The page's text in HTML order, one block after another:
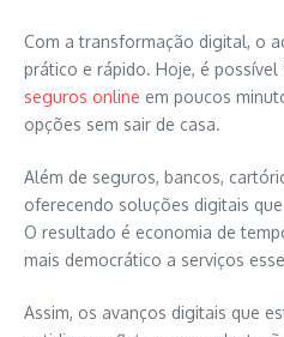
Com a transformação digital, o
prático e rápido. Hoje, é possível
seguros online em poucos
opções sem sair de casa.
Além de seguros, bancos,
oferecendo soluções digitais
O resultado é economia de
mais democrático a serviços
Assim, os avanços digitais que